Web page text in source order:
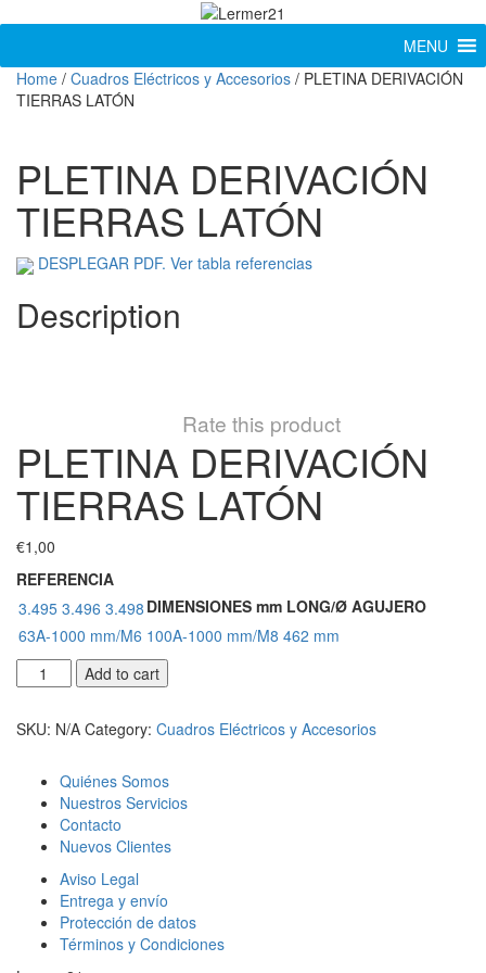
MENU
Home / Cuadros Eléctricos y Accesorios / PLETINA DERIVACIÓN
TIERRAS LATÓN
PLETINA DERIVACIÓN
TIERRAS LATÓN
DESPLEGAR PDF. Ver tabla referencias
Description
Rate this product
PLETINA DERIVACIÓN
TIERRAS LATÓN
€1,00
REFERENCIA
3.495 3.496 3.498 DIMENSIONES mm LONG/Ø AGUJERO
63A-1000 mm/M6 100A-1000 mm/M8 462 mm
PLETINA
DERIVACIÓN
LATÓN
Add to cart
SKU: N/A Category: Cuadros Eléctricos y Accesorios
Quiénes Somos
Nuestros Servicios
Contacto
Nuevos Clientes
Aviso Legal
Entrega y envío
Protección de datos
Términos y Condiciones